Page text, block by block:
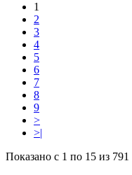
1
2
3
4
5
6
7
8
9
>
>|
Показано с 1 по 15 из